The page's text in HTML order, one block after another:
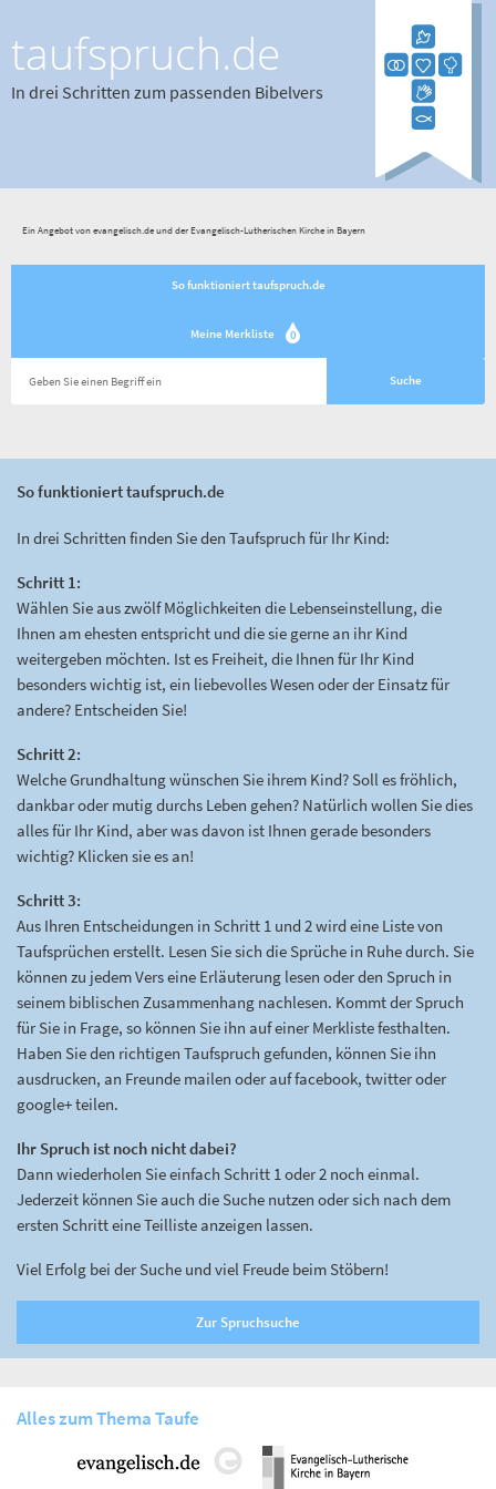
taufspruch.de
In drei Schritten zum passenden Bibelvers
Ein Angebot von evangelisch.de und der Evangelisch-Lutherischen Kirche in Bayern
So funktioniert taufspruch.de
Meine Merkliste 0
So funktioniert taufspruch.de
In drei Schritten finden Sie den Taufspruch für Ihr Kind:
Schritt 1:
Wählen Sie aus zwölf Möglichkeiten die Lebenseinstellung, die
Ihnen am ehesten entspricht und die sie gerne an ihr Kind
weitergeben möchten. Ist es Freiheit, die Ihnen für Ihr Kind
besonders wichtig ist, ein liebevolles Wesen oder der Einsatz für
andere? Entscheiden Sie!
Schritt 2:
Welche Grundhaltung wünschen Sie ihrem Kind? Soll es fröhlich,
dankbar oder mutig durchs Leben gehen? Natürlich wollen Sie dies
alles für Ihr Kind, aber was davon ist Ihnen gerade besonders
wichtig? Klicken sie es an!
Schritt 3:
Aus Ihren Entscheidungen in Schritt 1 und 2 wird eine Liste von
Taufsprüchen erstellt. Lesen Sie sich die Sprüche in Ruhe durch. Sie
können zu jedem Vers eine Erläuterung lesen oder den Spruch in
seinem biblischen Zusammenhang nachlesen. Kommt der Spruch
für Sie in Frage, so können Sie ihn auf einer Merkliste festhalten.
Haben Sie den richtigen Taufspruch gefunden, können Sie ihn
ausdrucken, an Freunde mailen oder auf facebook, twitter oder
google+ teilen.
Ihr Spruch ist noch nicht dabei?
Dann wiederholen Sie einfach Schritt 1 oder 2 noch einmal.
Jederzeit können Sie auch die Suche nutzen oder sich nach dem
ersten Schritt eine Teilliste anzeigen lassen.
Viel Erfolg bei der Suche und viel Freude beim Stöbern!
Zur Spruchsuche
Alles zum Thema Taufe